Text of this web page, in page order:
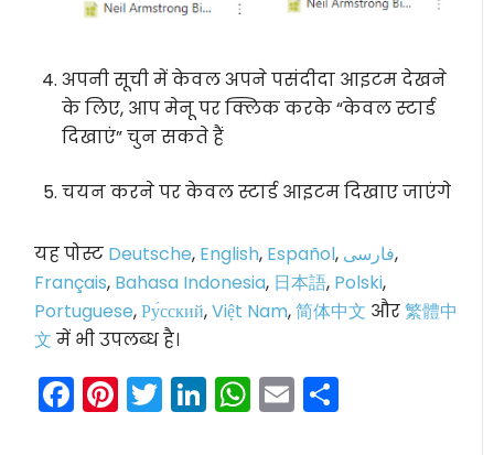
अपनी सूची में केवल अपने पसंदीदा आइटम देखने
के लिए, आप मेनू पर क्लिक करके “केवल स्टार्ड
दिखाएं” चुन सकते हैं
चयन करने पर केवल स्टार्ड आइटम दिखाए जाएंगे
यह पोस्ट Deutsche, English, Español, فارسی,
Français, Bahasa Indonesia, 日本語, Polski,
Portuguese,Ру́сский,Việt Nam,简体中文 और繁體中
文 में भी उपलब्ध है।
Facebook
Pinterest
Twitter
LinkedIn
WhatsApp
Email